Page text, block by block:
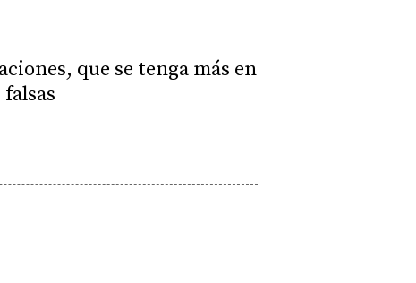
que se tenga más en